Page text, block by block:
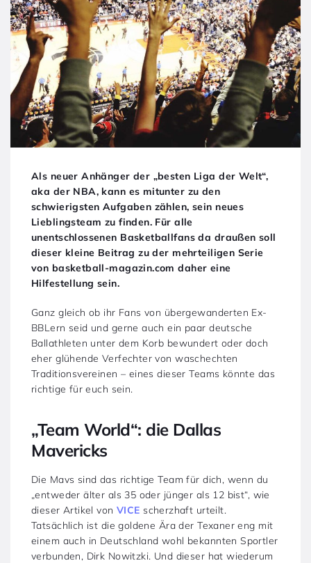
Als neuer Anhänger der „besten Liga der Welt“,
aka der NBA, kann es mitunter zu den
schwierigsten Aufgaben zählen, sein neues
Lieblingsteam zu finden. Für alle
unentschlossenen Basketballfans da draußen soll
dieser kleine Beitrag zu der mehrteiligen Serie
von basketball-magazin.com daher eine
Hilfestellung sein.
Ganz gleich ob ihr Fans von übergewanderten Ex-
BBLern seid und gerne auch ein paar deutsche
Ballathleten unter dem Korb bewundert oder doch
eher glühende Verfechter von waschechten
Traditionsvereinen – eines dieser Teams könnte das
richtige für euch sein.
„Team World“: die Dallas
Mavericks
Die Mavs sind das richtige Team für dich, wenn du
„entweder älter als 35 oder jünger als 12 bist“, wie
dieser Artikel von VICE scherzhaft urteilt.
Tatsächlich ist die goldene Ära der Texaner eng mit
einem auch in Deutschland wohl bekannten Sportler
verbunden, Dirk Nowitzki. Und dieser hat wiederum